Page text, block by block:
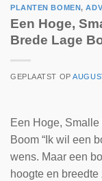
PLANTEN BOMEN,
Een Hoge,
Brede Lage
GEPLAATST OP
Een Hoge,
Boom “Ik wil een
wens. Maar een
hoogte en